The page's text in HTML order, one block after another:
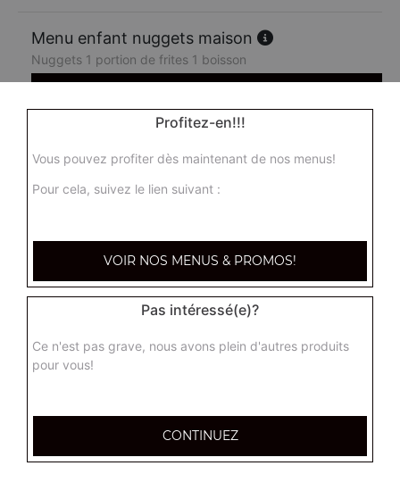
Menu enfant nuggets maison
Nuggets 1 portion de frites 1 boisson
1 ptit cheese 1 portion de frites 1 boisson
8.00€
Menu enfant croque zzapi
8.00€
Profitez-en!!!
Vous pouvez profiter dès maintenant de nos menus!
Pour cela, suivez le lien suivant :
VOIR NOS MENUS & PROMOS!
Pas intéressé(e)?
Ce n'est pas grave, nous avons plein d'autres produits
pour vous!
CONTINUEZ